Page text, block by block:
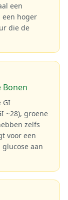
een
een hoger
die de
Bonen
GI
~28), groene
zelfs
voor een
aan